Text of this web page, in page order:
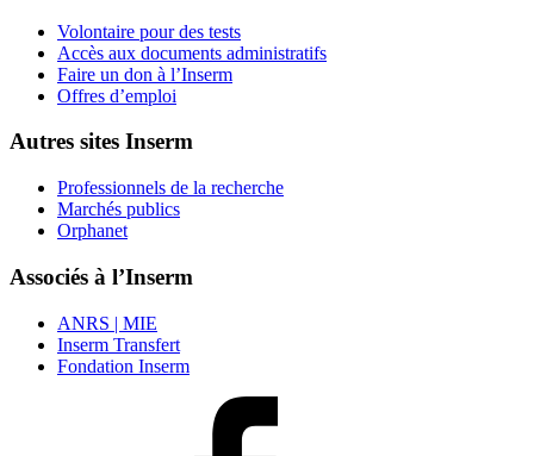
Volontaire pour des tests
Accès aux documents administratifs
Faire un don à l’Inserm
Offres d’emploi
Autres sites Inserm
Professionnels de la recherche
Marchés publics
Orphanet
Associés à l’Inserm
ANRS | MIE
Inserm Transfert
Fondation Inserm